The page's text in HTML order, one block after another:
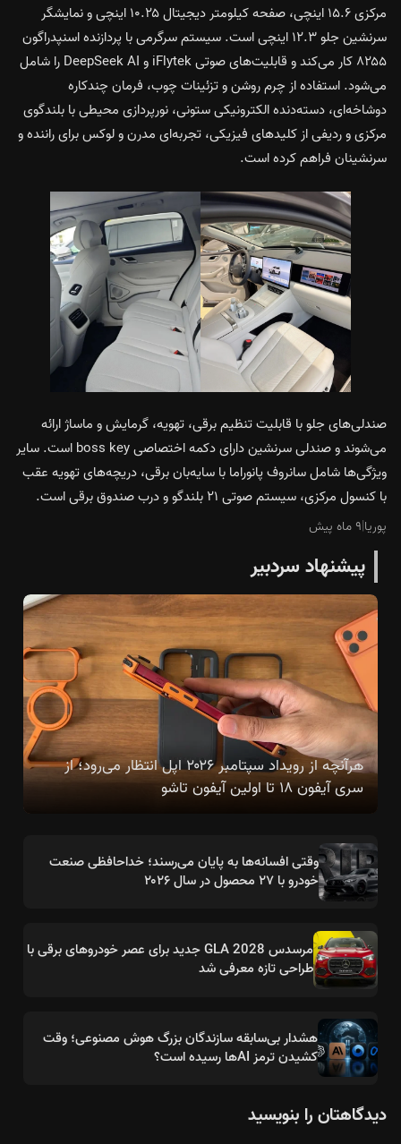
مرکزی ۱۵.۶ اینچی، صفحه کیلومتر دیجیتال ۱۰.۲۵ اینچی و نمایشگر
سرنشین جلو ۱۲.۳ اینچی است. سیستم سرگرمی با پردازنده اسنپدراگون
۸۲۵۵ کار می‌کند و قابلیت‌های صوتی iFlytek و DeepSeek AI را شامل
می‌شود. استفاده از چرم روشن و تزئینات چوب، فرمان چندکاره
دوشاخه‌ای، دسته‌دنده الکترونیکی ستونی، نورپردازی محیطی با بلندگوی
مرکزی و ردیفی از کلیدهای فیزیکی، تجربه‌ای مدرن و لوکس برای راننده و
سرنشینان فراهم کرده است.
صندلی‌های جلو با قابلیت تنظیم برقی، تهویه، گرمایش و ماساژ ارائه
می‌شوند و صندلی سرنشین دارای دکمه اختصاصی boss key است. سایر
ویژگی‌ها شامل سانروف پانوراما با سایه‌بان برقی، دریچه‌های تهویه عقب
با کنسول مرکزی، سیستم صوتی ۲۱ بلندگو و درب صندوق برقی است.
پوریا|۹ ماه پیش
پیشنهاد سردبیر
هرآنچه از رویداد سپتامبر ۲۰۲۶ اپل انتظار می‌رود؛ از
سری آیفون ۱۸ تا اولین آیفون تاشو
وقتی افسانه‌ها به پایان می‌رسند؛ خداحافظی صنعت
خودرو با ۲۷ محصول در سال ۲۰۲۶
مرسدس GLA 2028 جدید برای عصر خودروهای برقی با
طراحی تازه معرفی شد
هشدار بی‌سابقه سازندگان بزرگ هوش مصنوعی؛ وقت
کشیدن ترمز AIها رسیده است؟
دیدگاهتان را بنویسید